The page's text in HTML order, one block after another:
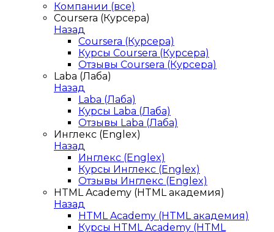
Компании (все)
Coursera (Курсера)
Назад
Coursera (Курсера)
Курсы Coursera (Курсера)
Отзывы Coursera (Курсера)
Laba (Лаба)
Назад
Laba (Лаба)
Курсы Laba (Лаба)
Отзывы Laba (Лаба)
Инглекс (Englex)
Назад
Инглекс (Englex)
Курсы Инглекс (Englex)
Отзывы Инглекс (Englex)
HTML Academy (HTML академия)
Назад
HTML Academy (HTML академия)
Курсы HTML Academy (HTML